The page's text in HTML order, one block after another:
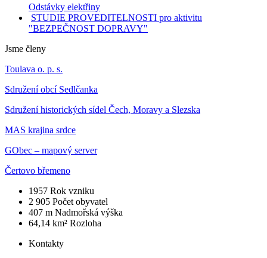
Odstávky elektřiny
STUDIE PROVEDITELNOSTI pro aktivitu
"BEZPEČNOST DOPRAVY"
Jsme členy
Toulava o. p. s.
Sdružení obcí Sedlčanka
Sdružení historických sídel Čech, Moravy a Slezska
MAS krajina srdce
GObec – mapový server
Čertovo břemeno
1957 Rok vzniku
2 905 Počet obyvatel
407 m Nadmořská výška
64,14 km² Rozloha
Kontakty